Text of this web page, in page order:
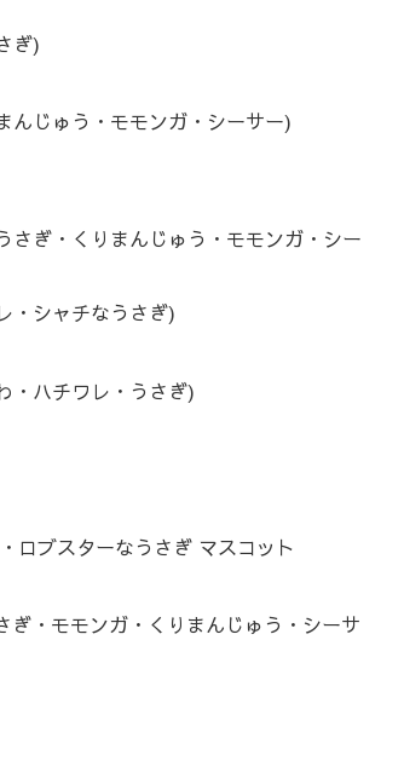
ぎ)
んじゅう・モモンガ・シーサー)
ぎ・くりまんじゅう・モモンガ・シー
・シャチなうさぎ)
・ハチワレ・うさぎ)
ロブスターなうさぎ マスコット
・モモンガ・くりまんじゅう・シーサ